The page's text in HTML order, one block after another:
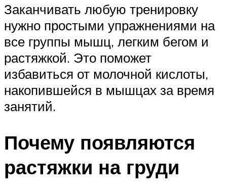
Заканчивать любую тренировку
нужно простыми упражнениями на
все группы мышц, легким бегом и
растяжкой. Это поможет
избавиться от молочной кислоты,
накопившейся в мышцах за время
занятий.
Почему появляются
растяжки на груди